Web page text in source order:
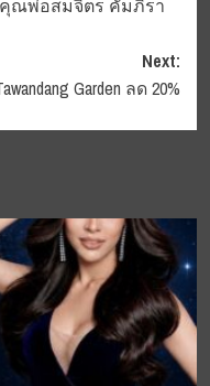
คุณพ่อสมจิตร คัมภิรา
Next:
Garden ลด 20%